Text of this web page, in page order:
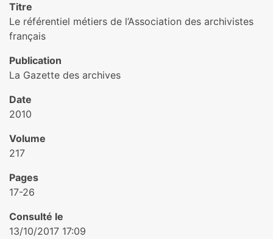
Titre
Le référentiel métiers de l’Association des archivistes
français
Publication
La Gazette des archives
Date
2010
Volume
217
Pages
17-26
Consulté le
13/10/2017 17:09